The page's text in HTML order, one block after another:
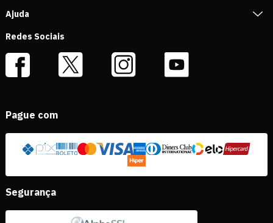
Ajuda
Redes Sociais
Pague com
Segurança